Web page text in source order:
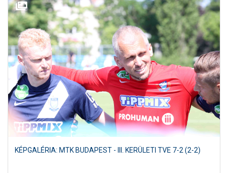
KÉPGALÉRIA: MTK BUDAPEST - III. KERÜLETI TVE 7-2 (2-2)